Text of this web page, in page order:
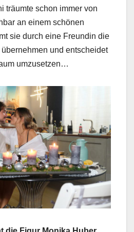
träumte schon immer von
an einem schönen
sie durch eine Freundin die
und entscheidet
umzusetzen…